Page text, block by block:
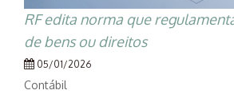
RF edita norma que
de bens ou direitos
05/01/2026
Contábil